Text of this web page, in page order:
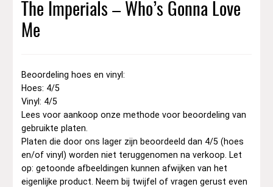
The Imperials – Who’s Gonna Love
Me
Beoordeling hoes en vinyl:
Hoes: 4/5
Vinyl: 4/5
Lees voor aankoop onze methode voor beoordeling van
gebruikte platen.
Platen die door ons lager zijn beoordeeld dan 4/5 (hoes
en/of vinyl) worden niet teruggenomen na verkoop. Let
op: getoonde afbeeldingen kunnen afwijken van het
eigenlijke product. Neem bij twijfel of vragen gerust even